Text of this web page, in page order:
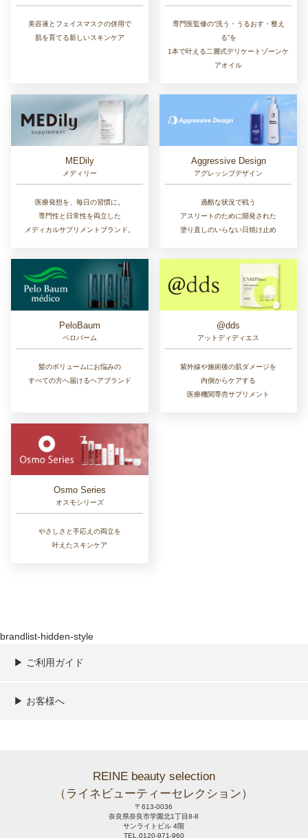
美容液とフェイスマスクの併用で
肌を育てる新しいスキンケア
専門医監修の“洗う・うるおす・整え
る”を
1本で叶える二層式デリケートゾーンケ
アオイル
MEDily
メディリー
医療発想を、毎日の習慣に。
専門性と日常性を両立した
メディカルサプリメントブランド。
Aggressive Design
アグレッシブデザイン
過酷な状況で戦う
アスリートのために開発された
塗り直しのいらない日焼け止め
PeloBaum
ペロバーム
髪のボリュームにお悩みの
すべての方へ届けるヘアブランド
@dds
アットディディエス
紫外線や施術後の肌ダメージを
内側からケアする
医療機関専売サプリメント
Osmo Series
オスモシリーズ
やさしさと手応えの両立を
叶えたスキンケア
brandlist-hidden-style
▶︎ ご利用ガイド
ご利用ガイド
決済／配送／送料について
取り扱い商品一覧
顧客情報の取扱について
特定商取引法の表記
▶︎ お客様へ
REINE beauty selection
（ライネビューティーセレクション）
〒613-0036
奈良県奈良市学園北1丁目8-8
サンライトビル 4階
TEL.0120-971-960